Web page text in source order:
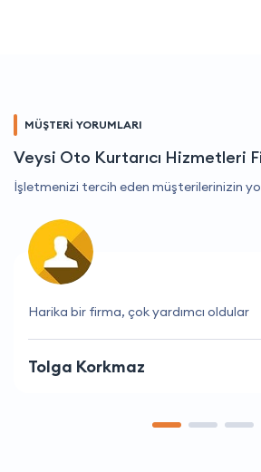
MÜŞTERİ YORUMLARI
Veysi Oto Kurtarıcı Hizmetleri
İşletmenizi tercih eden müşterilerinizin
Hizmetleri beni her zaman memnun
Osman Deniz